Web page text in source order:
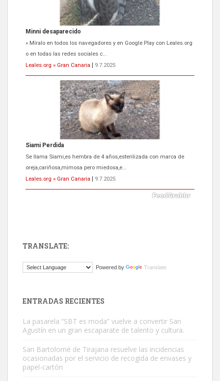
Minni desaparecido
» Míralo en todos los navegadores y en Google Play con Leales.org
o en todas las redes sociales c...
Leales.org » Gran Canaria
9.7.2025
Siami Perdida
Se llama Siami,es hembra de 4 años,esterilizada con marca de
oreja,cariñosa,mimosa pero miedosa,e...
Leales.org » Gran Canaria
9.7.2025
El ayuntamiento se va a llevar a Los Gatos callejeros de la zona los
Gato manso encontrado
TRANSLATE:
Powered by Translate
ENTRADAS RECIENTES
La pasarela “SBT es moda” vuelve a convertir San
Agustín en un gran escaparate de talento y cultura.
San Bartolomé de Tirajana resuelve las incidencias
ocasionadas por el servicio de recogida de envases y
papel-cartón